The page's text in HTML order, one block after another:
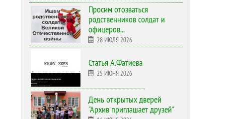
Просим отозваться
родственников солдат и
офицеров...
28 ИЮЛЯ 2026
Статья А.Фатиева
25 ИЮНЯ 2026
День открытых дверей
"Архив приглашает друзей"